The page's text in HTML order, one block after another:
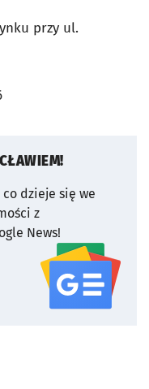
przy ul.
dzieje się we
z
News!
serwisu